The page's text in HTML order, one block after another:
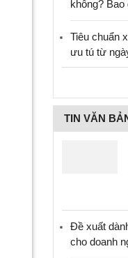
không?
Tiêu chuẩn
ưu tú từ
TIN VĂN
Đề xuất
cho doanh